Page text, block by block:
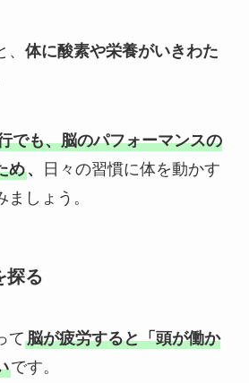
体に酸素や栄養がいきわた
でも、脳のパフォーマンスの
め、
日々の習慣に体を動かす
しょう。
探る
て脳が疲労すると「頭が働か
です。